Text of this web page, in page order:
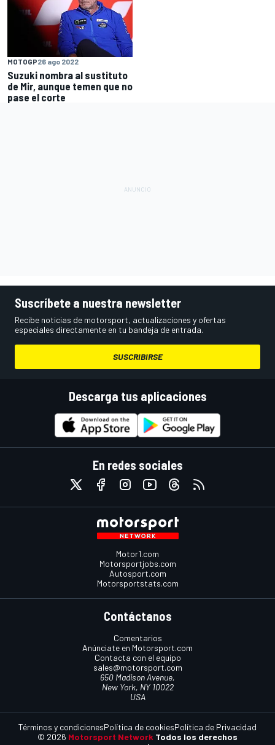
MOTOGP26 ago 2022
Suzuki nombra al sustituto
de Mir, aunque temen que no
pase el corte
Suscríbete a nuestra newsletter
Recibe noticias de motorsport, actualizaciones y ofertas
especiales directamente en tu bandeja de entrada.
SUSCRIBIRSE
Descarga tus aplicaciones
En redes sociales
Motor1.com
Motorsportjobs.com
Autosport.com
Motorsportstats.com
Contáctanos
Comentarios
Anúnciate en Motorsport.com
Contacta con el equipo
sales@motorsport.com
650 Madison Avenue,
New York, NY 10022
USA
© 2026 Motorsport Network Todos los derechos
Términos y condicionesPolítica de cookiesPolítica de Privacidad